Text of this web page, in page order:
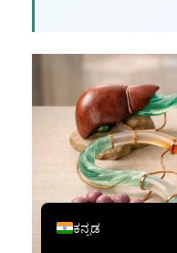
ಕನ್ನಡ
English
Deutsch
العربية
Français